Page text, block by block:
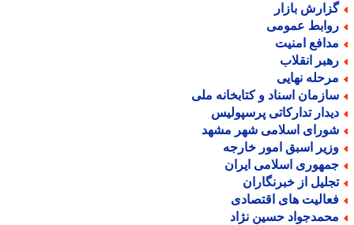
بازار
عمومی
امنیت
انقلاب
نهایی
اسناد و کتابخانه ملی
تدارکاتی پرسپولیس
اسلامی شهر مشهد
اسبق امور خارجه
اسلامی ایران
از خبرنگاران
های اقتصادی
حسین نژاد